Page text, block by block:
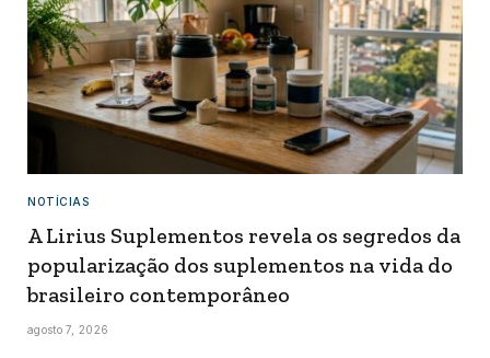
NOTÍCIAS
A Lirius Suplementos revela os segredos da
popularização dos suplementos na vida do
brasileiro contemporâneo
agosto 7, 2026